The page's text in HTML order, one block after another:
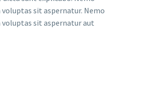
sit aspernatur. Nemo
sit aspernatur aut